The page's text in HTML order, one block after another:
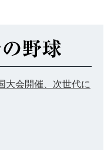
大会開催、次世代に